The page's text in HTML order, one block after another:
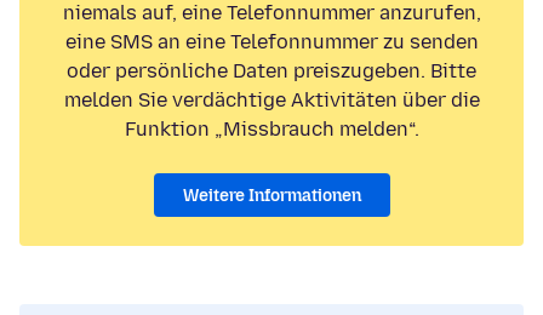
niemals auf, eine Telefonnummer anzurufen,
eine SMS an eine Telefonnummer zu senden
oder persönliche Daten preiszugeben. Bitte
melden Sie verdächtige Aktivitäten über die
Funktion „Missbrauch melden“.
Weitere Informationen